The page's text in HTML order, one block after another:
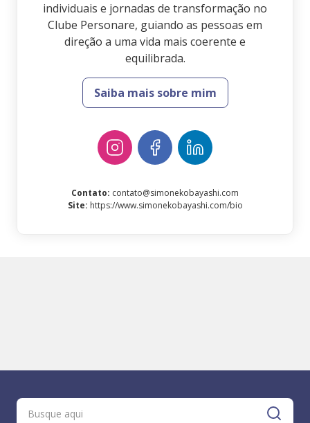
individuais e jornadas de transformação no
Clube Personare, guiando as pessoas em
direção a uma vida mais coerente e
equilibrada.
Saiba mais sobre mim
Contato: contato@simonekobayashi.com
Site: https://www.simonekobayashi.com/bio